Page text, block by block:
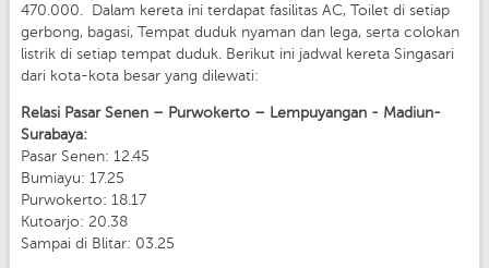
470.000. Dalam kereta ini terdapat fasilitas AC, Toilet di setiap
gerbong, bagasi, Tempat duduk nyaman dan lega, serta colokan
listrik di setiap tempat duduk. Berikut ini jadwal kereta Singasari
dari kota-kota besar yang dilewati:
Relasi Pasar Senen – Purwokerto – Lempuyangan - Madiun-
Surabaya:
Pasar Senen: 12.45
Bumiayu: 17.25
Purwokerto: 18.17
Kutoarjo: 20.38
Sampai di Blitar: 03.25